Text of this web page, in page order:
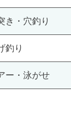
き・穴釣り
釣り
ー・泳がせ